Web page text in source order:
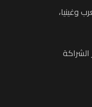
وغينيا،